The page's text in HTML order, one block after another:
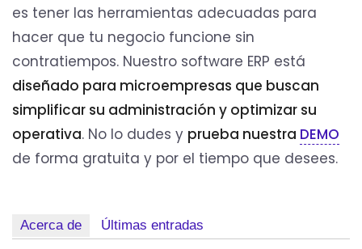
es tener las herramientas adecuadas para
hacer que tu negocio funcione sin
contratiempos. Nuestro software ERP está
diseñado para microempresas que buscan
simplificar su administración y optimizar su
operativa. No lo dudes y prueba nuestra DEMO
de forma gratuita y por el tiempo que desees.
Acerca de Últimas entradas